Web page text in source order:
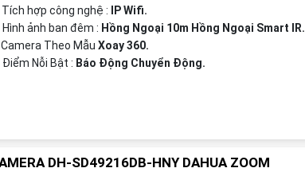
hợp công nghệ :
IP Wifi.
Hình ảnh ban đêm : Hồng Ngoại 10m Hồng Ngoại Smart IR.
Theo MẫuXoay 360.
Điểm Nỗi Bật : Báo Động Chuyển Động.
DH-SD49216DB-HNY DAHUA ZOOM